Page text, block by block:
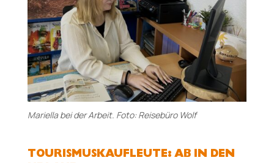
Mariella bei der Arbeit. Foto: Reisebüro Wolf
TOURISMUSKAUFLEUTE: AB IN DEN